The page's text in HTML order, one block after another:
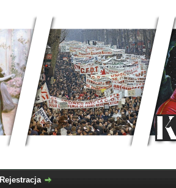
Rejestracja